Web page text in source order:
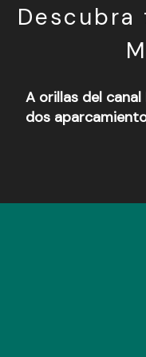
Descubra
A orillas del
dos